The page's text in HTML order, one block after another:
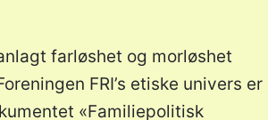
farløshet og morløshet
FRI’s etiske univers er
«Familiepolitisk